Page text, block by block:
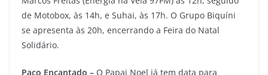
de Motobox, às 14h, e Suhai, às 17h. O Grupo Biquíni
se apresenta às 20h, encerrando a Feira do Natal
Solidário.
Paço Encantado – O Papai Noel já tem data para